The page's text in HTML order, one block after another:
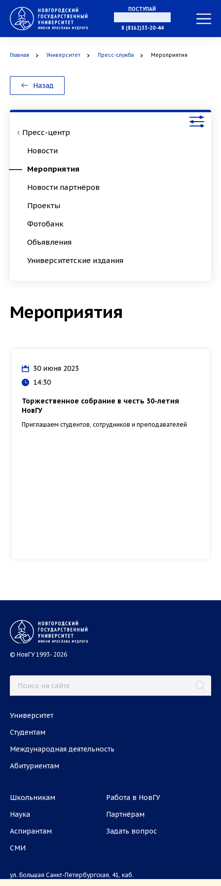
ПОСТУПАЙ
В ОРДИНАТУРУ
8 (8162)33-20-44
Главная Университет Пресс-служба Мероприятия
Назад
Пресс-центр
Новости
Мероприятия
Новости партнёров
Проекты
Фотобанк
Объявления
Университетские издания
Мероприятия
30 июня 2023
14:30
Торжественное собрание в честь 30-летия
НовГУ
Приглашаем студентов, сотрудников и преподавателей
© НовГУ 1993- 2026
Университет
Студентам
Международная деятельность
Абитуриентам
Школьникам
Наука
Аспирантам
СМИ
Работа в НовГУ
Партнёрам
Задать вопрос
ул. Большая Санкт-Петербургская, 41, каб.